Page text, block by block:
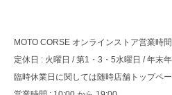
MOTO CORSE オンラインストア営業時間
定休日 : 火曜日 / 第1・3・5水曜日 / 年末
臨時休業日に関しては随時店舗トップペ